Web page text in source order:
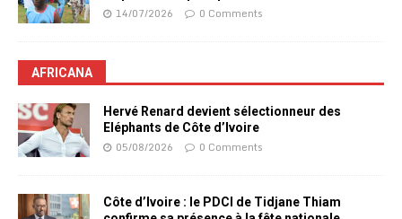
14/07/2026 0 Comments
AFRICANA
Hervé Renard devient sélectionneur des
Eléphants de Côte d’Ivoire
05/08/2026 0 Comments
Côte d’Ivoire : le PDCI de Tidjane Thiam